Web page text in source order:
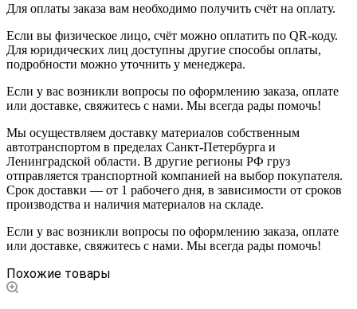
Для оплаты заказа вам необходимо получить счёт на оплату.
Если вы физическое лицо, счёт можно оплатить по QR-коду.
Для юридических лиц доступны другие способы оплаты,
подробности можно уточнить у менеджера.
Если у вас возникли вопросы по оформлению заказа, оплате
или доставке, свяжитесь с нами. Мы всегда рады помочь!
Мы осуществляем доставку материалов собственным
автотранспортом в пределах Санкт-Петербурга и
Ленинградской области. В другие регионы РФ груз
отправляется транспортной компанией на выбор покупателя.
Срок доставки — от 1 рабочего дня, в зависимости от сроков
производства и наличия материалов на складе.
Если у вас возникли вопросы по оформлению заказа, оплате
или доставке, свяжитесь с нами. Мы всегда рады помочь!
Похожие товары